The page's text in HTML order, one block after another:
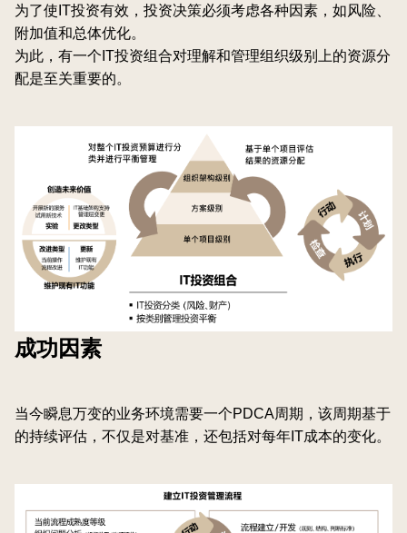
为了使IT投资有效，投资决策必须考虑各种因素，如风险、
附加值和总体优化。
为此，有一个IT投资组合对理解和管理组织级别上的资源分
配是至关重要的。
成功因素
当今瞬息万变的业务环境需要一个PDCA周期，该周期基于
的持续评估，不仅是对基准，还包括对每年IT成本的变化。